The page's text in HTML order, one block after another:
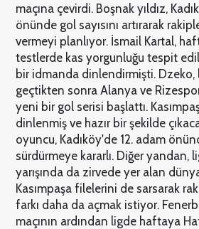
maçına çevirdi. Boşnak yıldız,
önünde gol sayısını artırarak
vermeyi planlıyor. İsmail Kartal,
testlerde kas yorgunluğu tespit
bir idmanda dinlendirmişti. Dzeko,
geçtikten sonra Alanya ve
yeni bir gol serisi başlattı.
dinlenmiş ve hazır bir şekilde
oyuncu, Kadıköy'de 12. adam
sürdürmeye kararlı. Diğer yandan,
yarışında da zirvede yer alan
Kasımpaşa filelerini de sarsarak
farkı daha da açmak istiyor.
maçının ardından ligde haftaya